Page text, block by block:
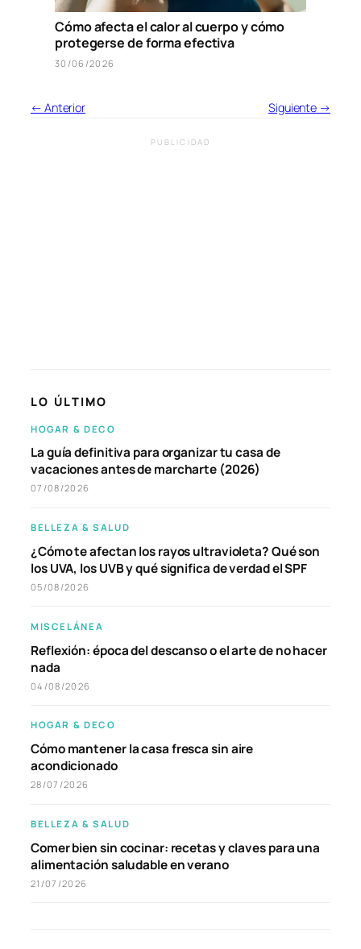
Cómo afecta el calor al cuerpo y cómo
protegerse de forma efectiva
30/06/2026
← Anterior Siguiente →
PUBLICIDAD
LO ÚLTIMO
HOGAR & DECO
La guía definitiva para organizar tu casa de
vacaciones antes de marcharte (2026)
07/08/2026
BELLEZA & SALUD
¿Cómo te afectan los rayos ultravioleta? Qué son
los UVA, los UVB y qué significa de verdad el SPF
05/08/2026
MISCELÁNEA
Reflexión: época del descanso o el arte de no hacer
nada
04/08/2026
HOGAR & DECO
Cómo mantener la casa fresca sin aire
acondicionado
28/07/2026
BELLEZA & SALUD
Comer bien sin cocinar: recetas y claves para una
alimentación saludable en verano
21/07/2026